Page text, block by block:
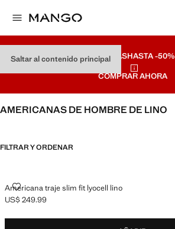
Saltar al contenido principal
REBAJASHASTA -50%
COMPRAR AHORA
AMERICANAS DE HOMBRE DE LINO
FILTRAR Y ORDENAR
Americana traje slim fit lyocell lino
Precio actual [US$ 249.99 ]
US$ 249.99